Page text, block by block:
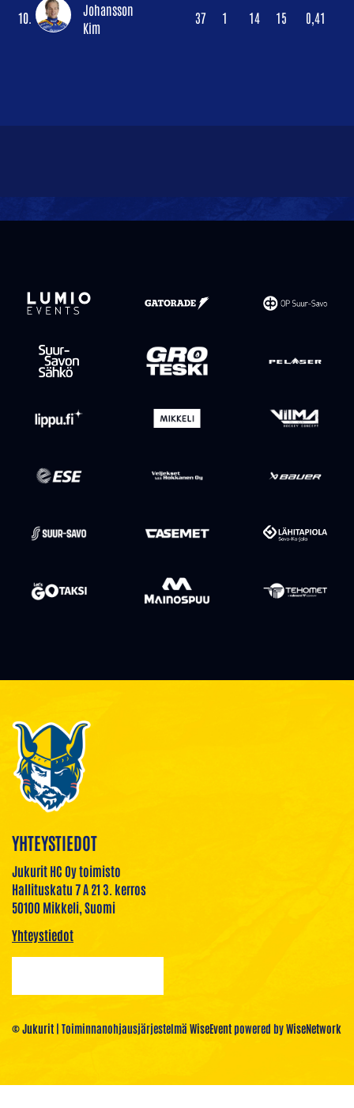
10.
Johansson
Kim
37 1 14 15 0,41
YHTEYSTIEDOT
Jukurit HC Oy toimisto
Hallituskatu 7 A 21 3. kerros
50100 Mikkeli, Suomi
Yhteystiedot
© Jukurit | Toiminnanohjausjärjestelmä WiseEventpowered byWiseNetwork